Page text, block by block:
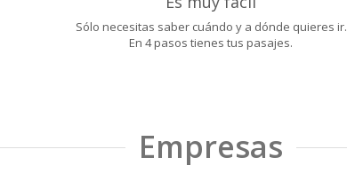
Sólo necesitas saber cuándo y a dónde quieres ir.
En 4 pasos tienes tus pasajes.
Empresas